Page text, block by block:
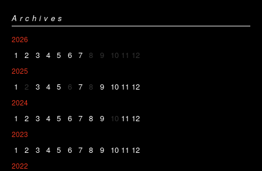
Archives
2026
1 2 3 4 5 6 7 8 9 10 11 12
2025
1 2 3 4 5 6 7 8 9 10 11 12
2024
1 2 3 4 5 6 7 8 9 10 11 12
2023
1 2 3 4 5 6 7 8 9 10 11 12
2022